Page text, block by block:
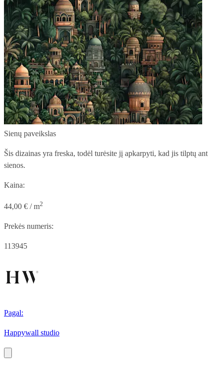
Sienų paveikslas
Šis dizainas yra freska, todėl turėsite jį apkarpyti, kad jis tilptų ant
sienos.
Kaina:
44,00 € / m2
Prekės numeris:
113945
Pagal:
Happywall studio